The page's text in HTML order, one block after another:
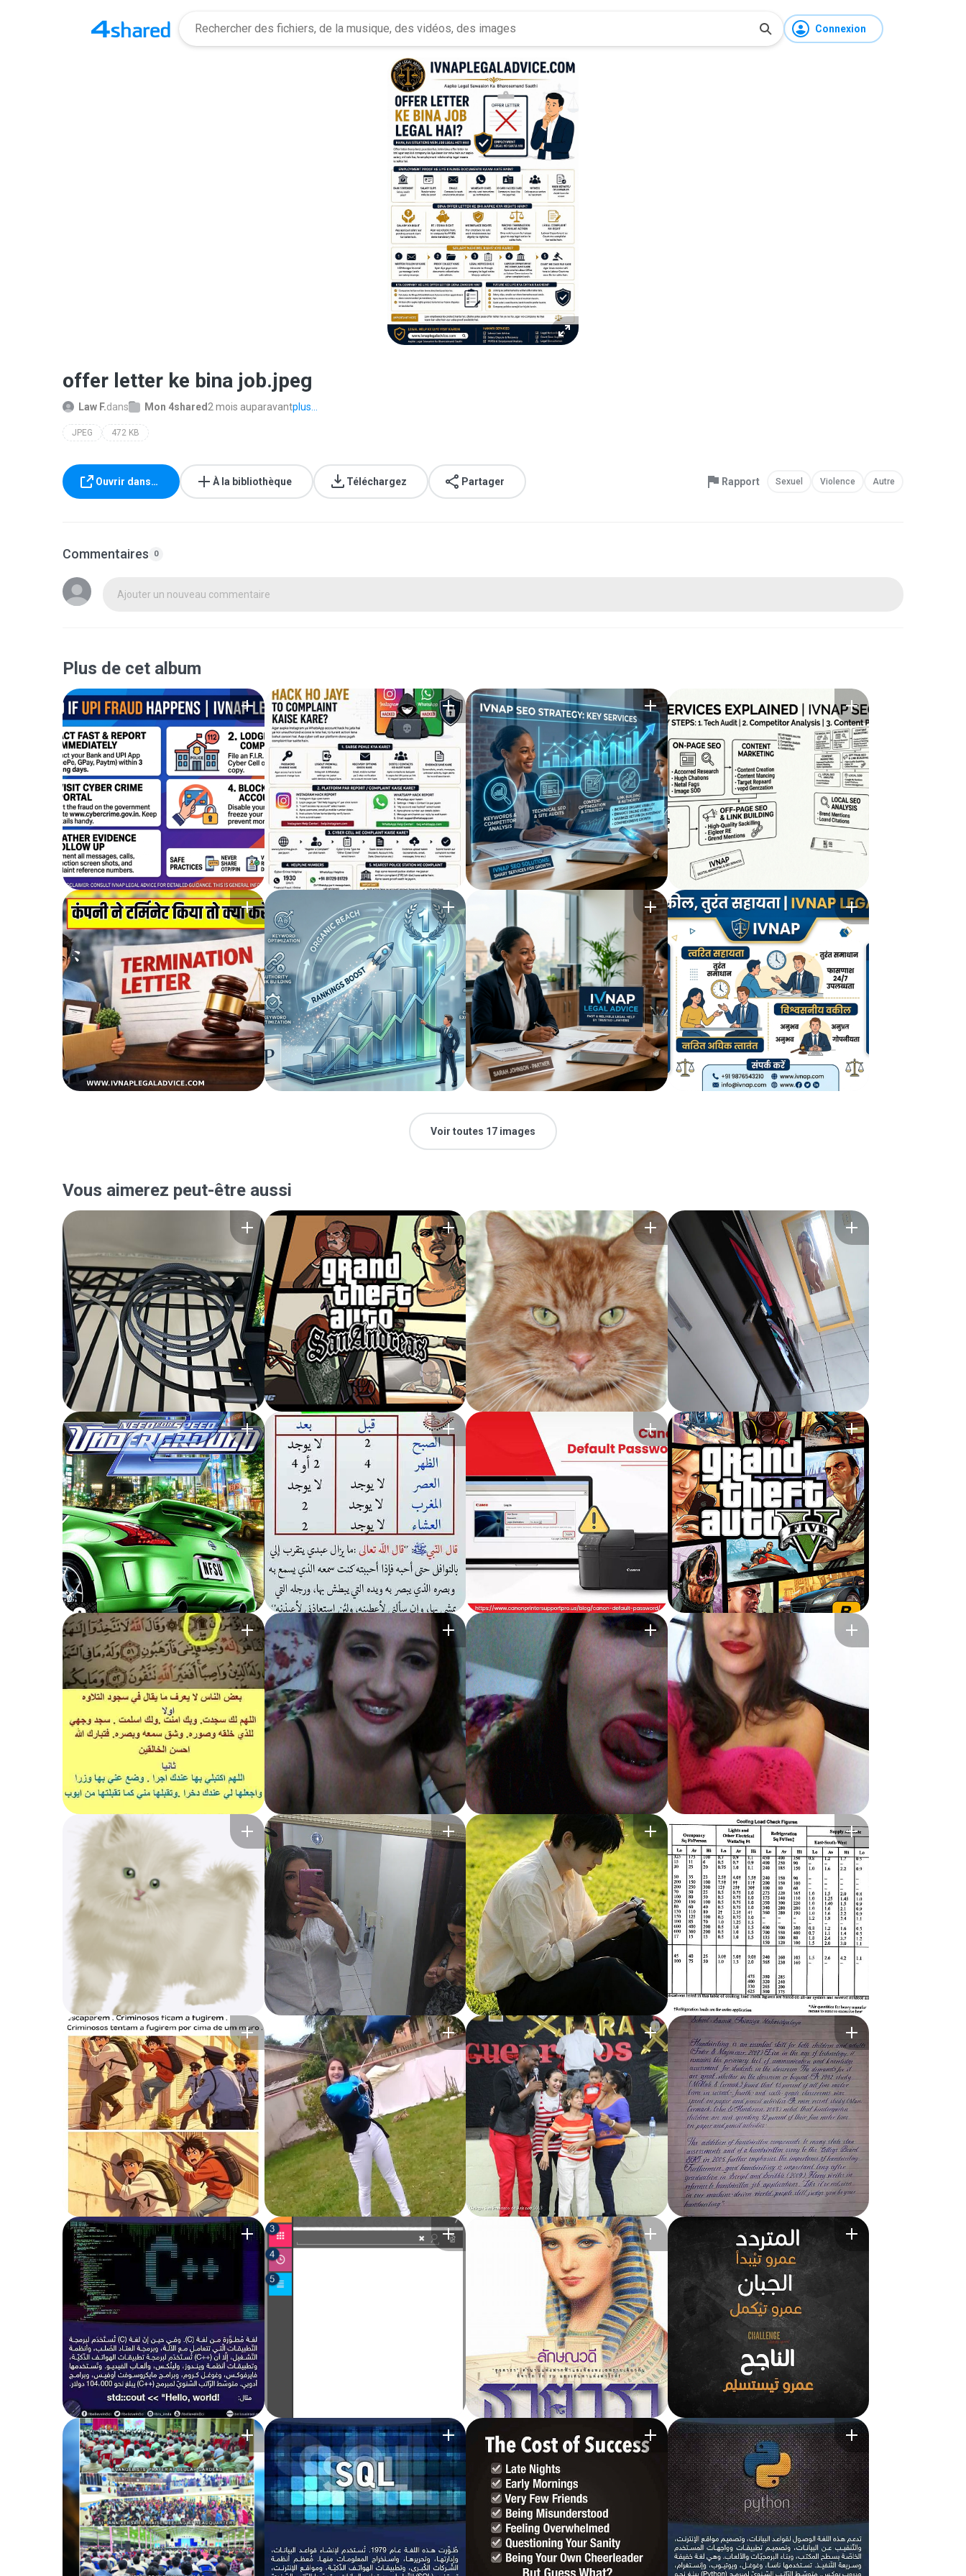
Connexion
offer letter ke bina job.jpeg
Law F.dans Mon 4shared 2 mois auparavantplus...
JPEG 472 KB
Ouvrir dans… À la bibliothèque Téléchargez Partager Rapport Sexuel Violence Autre
Commentaires 0
Ajouter un nouveau commentaire
Plus de cet album
Voir toutes 17 images
Vous aimerez peut-être aussi